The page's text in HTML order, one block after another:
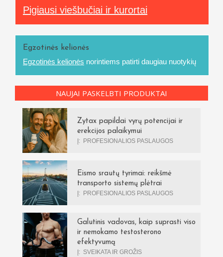
Pigiausi viešbučiai ir kurortai
Egzotinės kelionės
Egzotinės kelionės norintiems patirti daugiau nuotykių
NAUJAI PASKELBTI PRODUKTAI
Zytax papildai vyrų potencijai ir
erekcijos palaikymui
Į: PROFESIONALIOS PASLAUGOS
Eismo srautų tyrimai: reikšmė
transporto sistemų plėtrai
Į: PROFESIONALIOS PASLAUGOS
Galutinis vadovas, kaip suprasti viso
ir nemokamo testosterono
efektyvumą
Į: SVEIKATA IR GROŽIS